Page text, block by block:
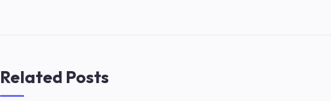
Related Posts